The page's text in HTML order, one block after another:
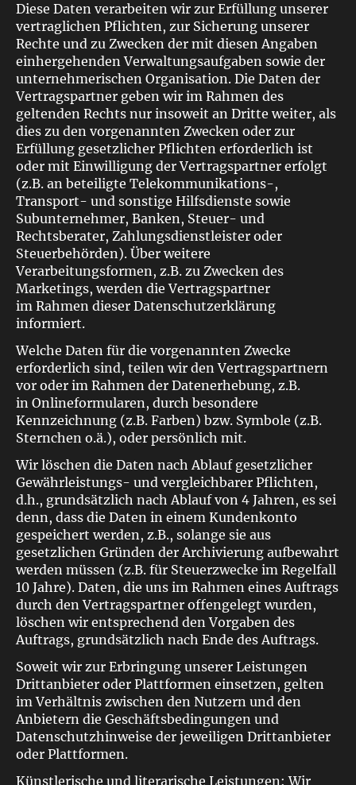
Diese Daten verarbeiten wir zur Erfüllung unserer
vertraglichen Pflichten, zur Sicherung unserer
Rechte und zu Zwecken der mit diesen Angaben
einhergehenden Verwaltungsaufgaben sowie der
unternehmerischen Organisation. Die Daten der
Vertragspartner geben wir im Rahmen des
geltenden Rechts nur insoweit an Dritte weiter, als
dies zu den vorgenannten Zwecken oder zur
Erfüllung gesetzlicher Pflichten erforderlich ist
oder mit Einwilligung der Vertragspartner erfolgt
(z.B. an beteiligte Telekommunikations-,
Transport- und sonstige Hilfsdienste sowie
Subunternehmer, Banken, Steuer- und
Rechtsberater, Zahlungsdienstleister oder
Steuerbehörden). Über weitere
Verarbeitungsformen, z.B. zu Zwecken des
Marketings, werden die Vertragspartner
im Rahmen dieser Datenschutzerklärung
informiert.
Welche Daten für die vorgenannten Zwecke
erforderlich sind, teilen wir den Vertragspartnern
vor oder im Rahmen der Datenerhebung, z.B.
in Onlineformularen, durch besondere
Kennzeichnung (z.B. Farben) bzw. Symbole (z.B.
Sternchen o.ä.), oder persönlich mit.
Wir löschen die Daten nach Ablauf gesetzlicher
Gewährleistungs- und vergleichbarer Pflichten,
d.h., grundsätzlich nach Ablauf von 4 Jahren, es sei
denn, dass die Daten in einem Kundenkonto
gespeichert werden, z.B., solange sie aus
gesetzlichen Gründen der Archivierung aufbewahrt
werden müssen (z.B. für Steuerzwecke im Regelfall
10 Jahre). Daten, die uns im Rahmen eines Auftrags
durch den Vertragspartner offengelegt wurden,
löschen wir entsprechend den Vorgaben des
Auftrags, grundsätzlich nach Ende des Auftrags.
Soweit wir zur Erbringung unserer Leistungen
Drittanbieter oder Plattformen einsetzen, gelten
im Verhältnis zwischen den Nutzern und den
Anbietern die Geschäftsbedingungen und
Datenschutzhinweise der jeweiligen Drittanbieter
oder Plattformen.
Künstlerische und literarische Leistungen: Wir